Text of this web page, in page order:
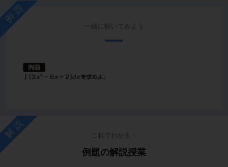
例題
一緒に解いてみよう
解説 これでわかる！
例題の解説授業